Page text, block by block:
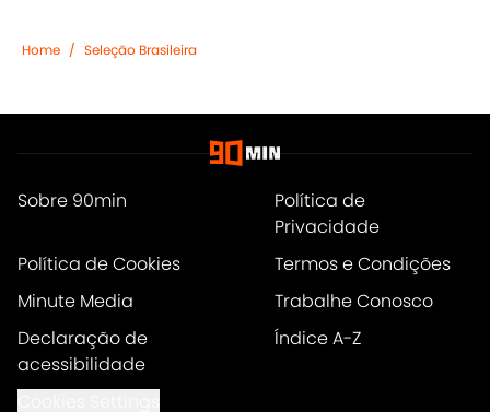
Home / Seleção Brasileira
Sobre 90min
Política de
Privacidade
Política de Cookies
Termos e Condições
Minute Media
Trabalhe Conosco
Declaração de
acessibilidade
Índice A-Z